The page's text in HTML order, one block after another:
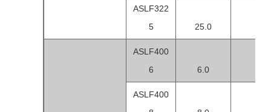
ASLF322
5
25.0
ASLF400
6
6.0
ASLF400